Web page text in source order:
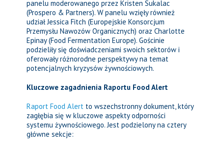
panelu moderowanego przez Kristen Sukalac
(Prospero & Partners). W panelu wzięły również
udział Jessica Fitch (Europejskie Konsorcjum
Przemysłu Nawozów Organicznych) oraz Charlotte
Epinay (Food Fermentation Europe). Gościnie
podzieliły się doświadczeniami swoich sektorów i
oferowały różnorodne perspektywy na temat
potencjalnych kryzysów żywnościowych.
Kluczowe zagadnienia Raportu Food Alert
Raport Food Alert to wszechstronny dokument, który
zagłębia się w kluczowe aspekty odporności
systemu żywnościowego. Jest podzielony na cztery
główne sekcje: